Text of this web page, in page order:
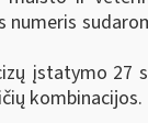
įstatymo 27
kombinacijos.